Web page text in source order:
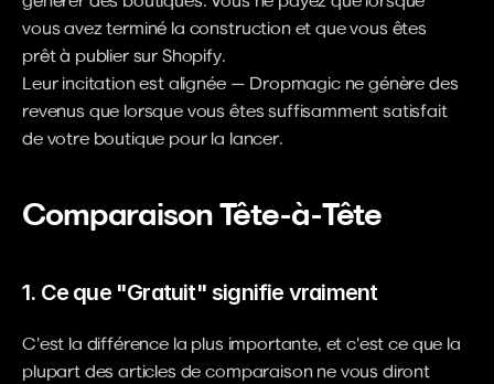
vous avez terminé la construction et que vous êtes
prêt à publier sur Shopify.
Leur incitation est alignée — Dropmagic ne génère des
revenus que lorsque vous êtes suffisamment satisfait
de votre boutique pour la lancer.
Comparaison Tête-à-Tête
1. Ce que "Gratuit" signifie vraiment
C'est la différence la plus importante, et c'est ce que la
plupart des articles de comparaison ne vous diront